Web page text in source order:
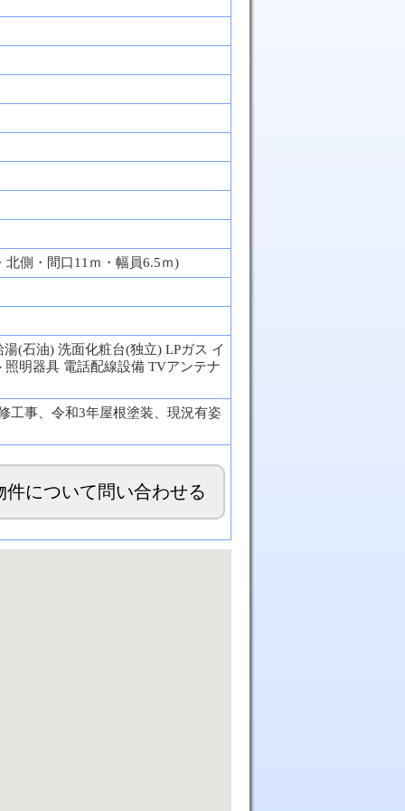
北側・間口11ｍ・幅員6.5ｍ)
(石油) 洗面化粧台(独立) LPガス イ
明器具 電話配線設備 TVアンテナ
工事、令和3年屋根塗装、現況有姿
件について問い合わせる